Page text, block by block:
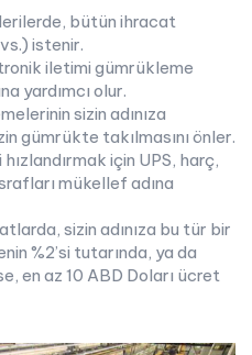
bütün ihracat
istenir.
iletimi gümrükleme
yardımcı olur.
sizin adınıza
gümrükte takılmasını önler.
için UPS, harç,
mükellef adına
sizin adınıza bu tür bir
%2’si tutarında, ya da
en az 10 ABD Doları ücret